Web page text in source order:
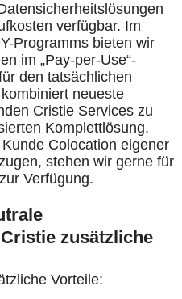
verfügbar. Im
Programms bieten wir
im „Pay-per-Use“-
den tatsächlichen
neueste
Cristie Services zu
Komplettlösung.
Colocation eigener
stehen wir gerne für
Verfügung.
zusätzliche
Vorteile: